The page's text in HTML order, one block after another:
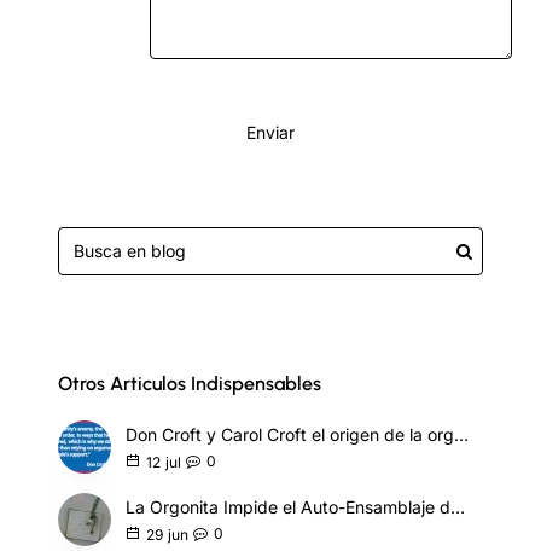
Enviar
Otros Articulos Indispensables
Don Croft y Carol Croft el origen de la orgonita táctica
12 jul 0
La Orgonita Impide el Auto-Ensamblaje de Nanotecnología Sintética
29 jun 0